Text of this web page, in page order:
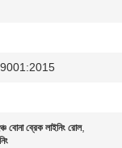
বোনা ব্রেক লাইনিং রোল,